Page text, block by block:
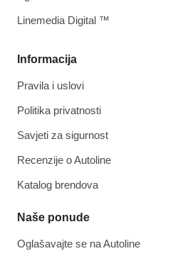
Informacija
Pravila i uslovi
Politika privatnosti
Savjeti za sigurnost
Recenzije o Autoline
Katalog brendova
Naše ponude
Oglašavajte se na Autoline
Linemedia Digital ™